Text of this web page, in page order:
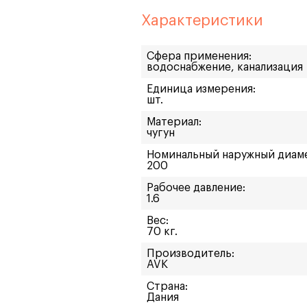
Характеристики
Сфера применения:
водоснабжение, канализация
Единица измерения:
шт.
Материал:
чугун
Номинальный наружный
200
Рабочее давление:
1.6
Вес:
70 кг.
Производитель:
AVK
Страна:
Дания